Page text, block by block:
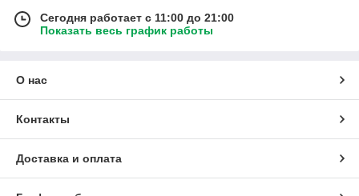
Сегодня работает с 11:00 до 21:00
Показать весь график работы
О нас
Контакты
Доставка и оплата